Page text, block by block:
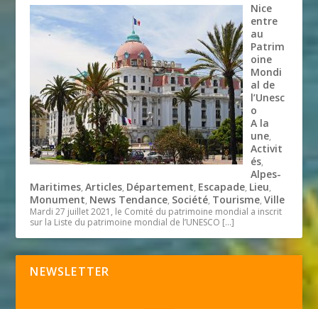
Nice
entre
au
Patrim
oine
Mondi
al de
l’Unesc
o
A la
une,
Activit
és,
Alpes-
Maritimes,Articles, Département, Escapade, Lieu,
Monument, News Tendance, Société, Tourisme,Ville
Mardi 27 juillet 2021, le Comité du patrimoine mondial a inscrit
sur la Liste du patrimoine mondial de l’UNESCO […]
NEWSLETTER